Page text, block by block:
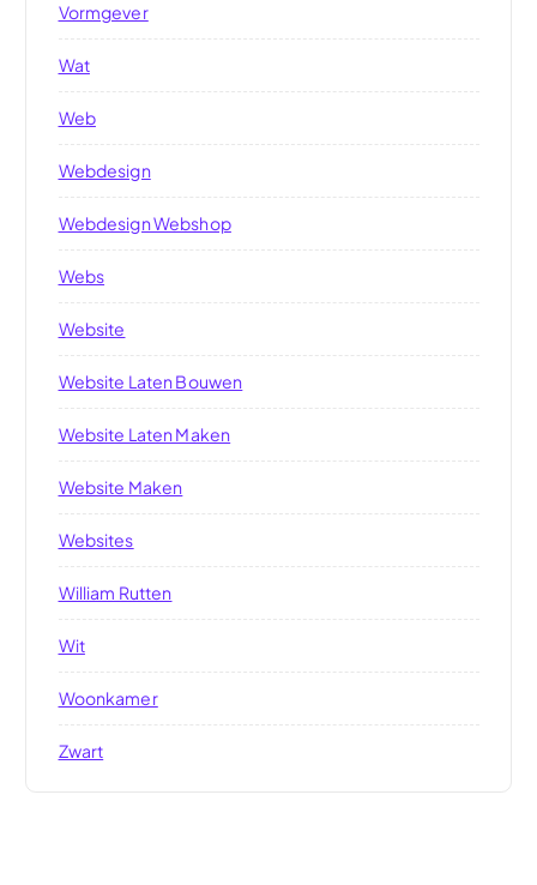
Vormgever
Wat
Web
Webdesign
Webdesign Webshop
Webs
Website
Website Laten Bouwen
Website Laten Maken
Website Maken
Websites
William Rutten
Wit
Woonkamer
Zwart